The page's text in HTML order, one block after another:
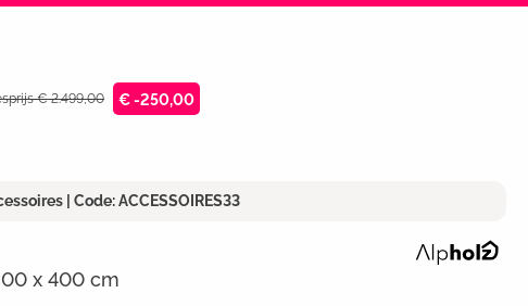
€ 2.499,00 € -250,00
| Code: ACCESSOIRES33
4.5 van 5 sterren
x 400 cm